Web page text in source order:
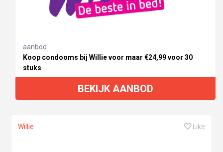
aanbod
Koop condooms bij Willie voor maar €24,99 voor 30
stuks
BEKIJK AANBOD
Willie Like